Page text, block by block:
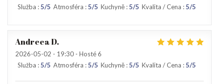
Služba :5/5 Atmosféra :5/5 Kuchyně :5/5 Kvalita / Cena :5/5
AndreeaD
2026-05-02 - 19:30 - Hosté 6
Služba :5/5 Atmosféra :5/5 Kuchyně :5/5 Kvalita / Cena :5/5